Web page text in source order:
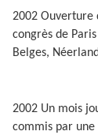
2002 Ouverture
congrès de
Belges,
2002 Un mois
commis par